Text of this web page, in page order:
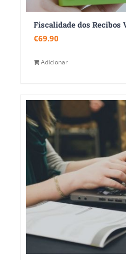
Fiscalidade dos Recibos
€69.90
Adicionar